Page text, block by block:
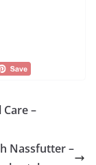
–
Nassfutter –